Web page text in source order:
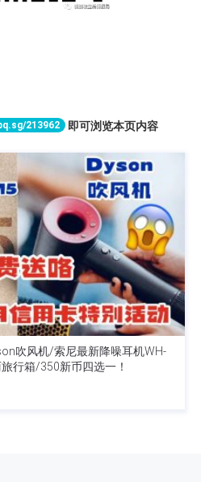
213962 即可浏览本页内容
吹风机/索尼最新降噪耳机WH-
行箱/350新币四选一！